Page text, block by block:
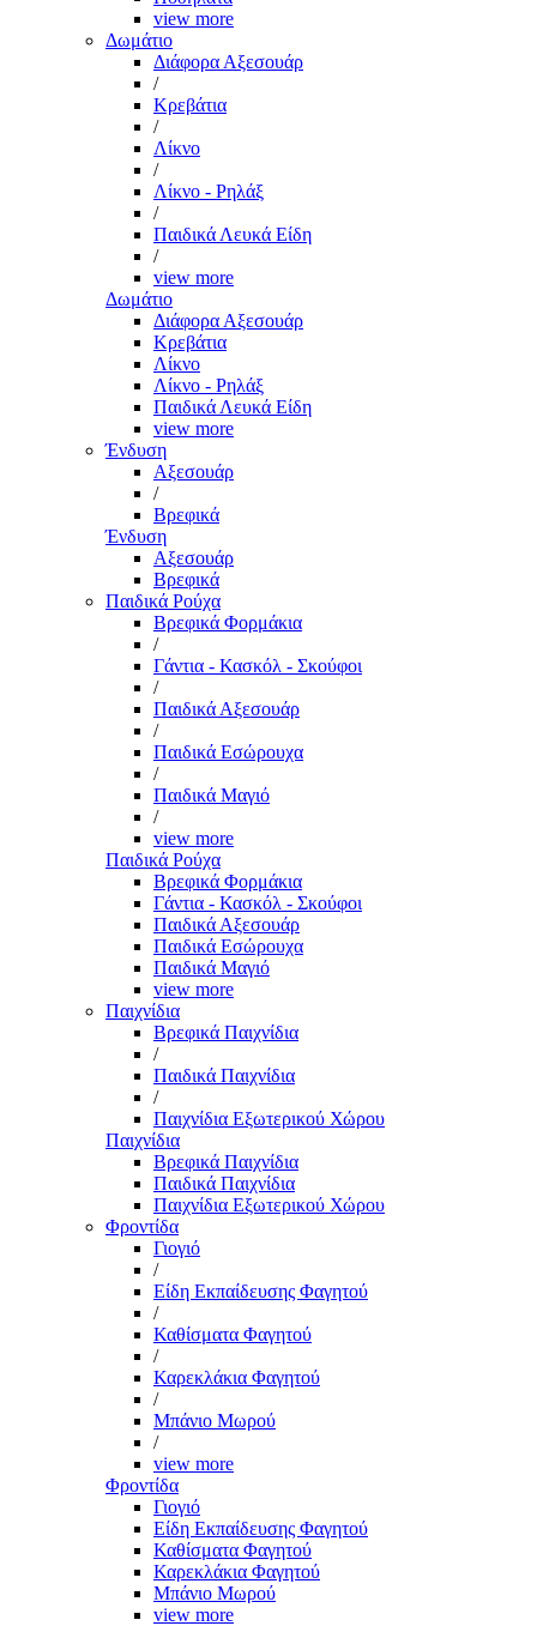
view more
Δωμάτιο
Διάφορα Αξεσουάρ
/
Κρεβάτια
/
Λίκνο
/
Λίκνο - Ρηλάξ
/
Παιδικά Λευκά Είδη
/
view more
Δωμάτιο
Διάφορα Αξεσουάρ
Κρεβάτια
Λίκνο
Λίκνο - Ρηλάξ
Παιδικά Λευκά Είδη
view more
Ένδυση
Αξεσουάρ
/
Βρεφικά
Ένδυση
Αξεσουάρ
Βρεφικά
Παιδικά Ρούχα
Βρεφικά Φορμάκια
/
Γάντια - Κασκόλ - Σκούφοι
/
Παιδικά Αξεσουάρ
/
Παιδικά Εσώρουχα
/
Παιδικά Μαγιό
/
view more
Παιδικά Ρούχα
Βρεφικά Φορμάκια
Γάντια - Κασκόλ - Σκούφοι
Παιδικά Αξεσουάρ
Παιδικά Εσώρουχα
Παιδικά Μαγιό
view more
Παιχνίδια
Βρεφικά Παιχνίδια
/
Παιδικά Παιχνίδια
/
Παιχνίδια Εξωτερικού Χώρου
Παιχνίδια
Βρεφικά Παιχνίδια
Παιδικά Παιχνίδια
Παιχνίδια Εξωτερικού Χώρου
Φροντίδα
Γιογιό
/
Είδη Εκπαίδευσης Φαγητού
/
Καθίσματα Φαγητού
/
Καρεκλάκια Φαγητού
/
Μπάνιο Μωρού
/
view more
Φροντίδα
Γιογιό
Είδη Εκπαίδευσης Φαγητού
Καθίσματα Φαγητού
Καρεκλάκια Φαγητού
Μπάνιο Μωρού
view more